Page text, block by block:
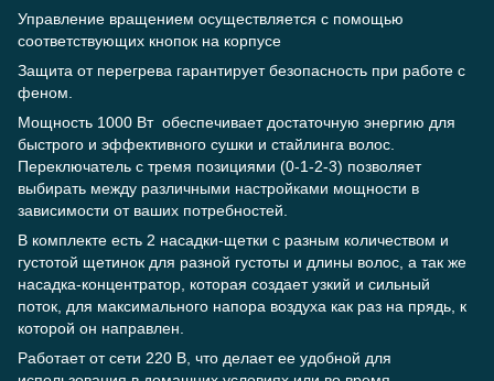
Управление вращением осуществляется с помощью
соответствующих кнопок на корпусе
Защита от перегрева гарантирует безопасность при работе с
феном.
Мощность 1000 Вт обеспечивает достаточную энергию для
быстрого и эффективного сушки и стайлинга волос.
Переключатель с тремя позициями (0-1-2-3) позволяет
выбирать между различными настройками мощности в
зависимости от ваших потребностей.
В комплекте есть 2 насадки-щетки с разным количеством и
густотой щетинок для разной густоты и длины волос, а так же
насадка-концентратор, которая создает узкий и сильный
поток, для максимального напора воздуха как раз на прядь, к
которой он направлен.
Работает от сети 220 В, что делает ее удобной для